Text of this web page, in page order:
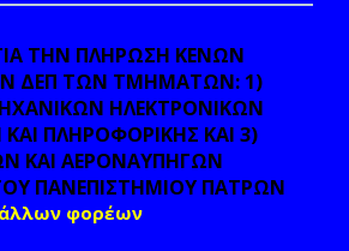
ΤΗΝ ΠΛΗΡΩΣΗ ΚΕΝΩΝ
ΔΕΠ ΤΩΝ ΤΜΗΜΑΤΩΝ: 1)
ΗΛΕΚΤΡΟΝΙΚΩΝ
ΠΛΗΡΟΦΟΡΙΚΗΣ ΚΑΙ 3)
ΚΑΙ ΑΕΡΟΝΑΥΠΗΓΩΝ
ΠΑΝΕΠΙΣΤΗΜΙΟΥ ΠΑΤΡΩΝ
άλλων φορέων